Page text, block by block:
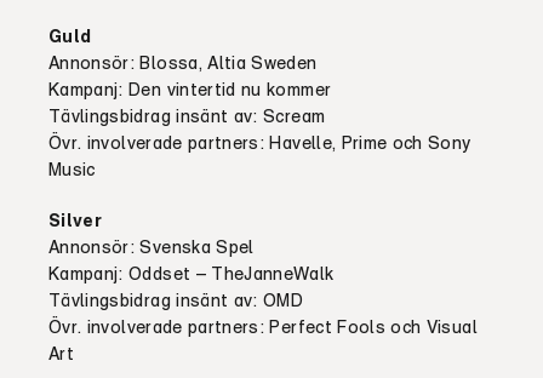
Guld
Annonsör: Blossa, Altia Sweden
Kampanj: Den vintertid nu kommer
Tävlingsbidrag insänt av: Scream
Övr. involverade partners: Havelle, Prime och Sony
Music
Silver
Annonsör: Svenska Spel
Kampanj: Oddset – TheJanneWalk
Tävlingsbidrag insänt av: OMD
Övr. involverade partners: Perfect Fools och Visual
Art